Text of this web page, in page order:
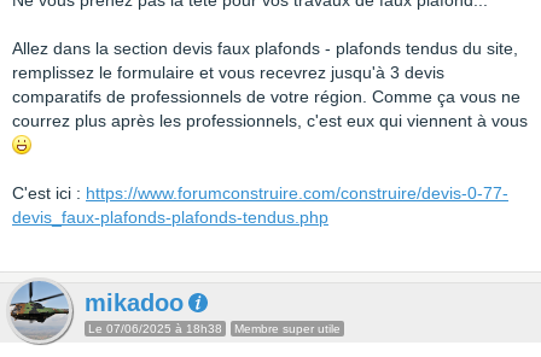
Allez dans la section devis faux plafonds - plafonds tendus du site,
remplissez le formulaire et vous recevrez jusqu'à 3 devis
comparatifs de professionnels de votre région. Comme ça vous ne
courrez plus après les professionnels, c'est eux qui viennent à vous
C'est ici : https://www.forumconstruire.com/construire/devis-0-77-
devis_faux-plafonds-plafonds-tendus.php
mikadoo
Le 07/06/2025 à 18h38 Membre super utile